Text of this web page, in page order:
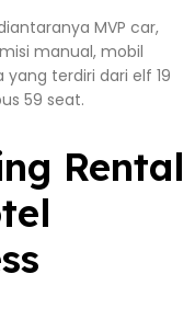
MVP car,
manual, mobil
terdiri dari elf 19
59 seat.
Rental